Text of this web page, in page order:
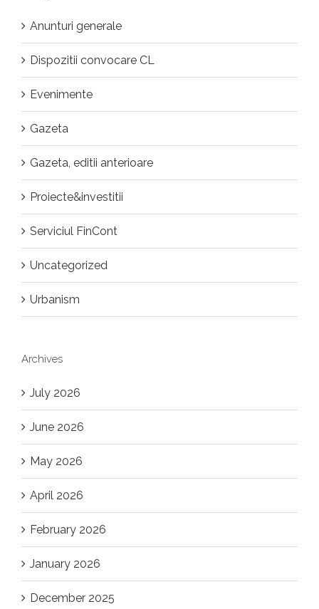
Anunturi generale
Dispozitii convocare CL
Evenimente
Gazeta
Gazeta, editii anterioare
Proiecte&investitii
Serviciul FinCont
Uncategorized
Urbanism
Archives
July 2026
June 2026
May 2026
April 2026
February 2026
January 2026
December 2025